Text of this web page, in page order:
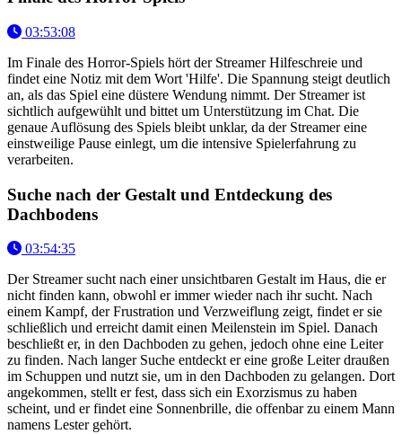
03:53:08
Im Finale des Horror-Spiels hört der Streamer Hilfeschreie und
findet eine Notiz mit dem Wort 'Hilfe'. Die Spannung steigt deutlich
an, als das Spiel eine düstere Wendung nimmt. Der Streamer ist
sichtlich aufgewühlt und bittet um Unterstützung im Chat. Die
genaue Auflösung des Spiels bleibt unklar, da der Streamer eine
einstweilige Pause einlegt, um die intensive Spielerfahrung zu
verarbeiten.
Suche nach der Gestalt und Entdeckung des
Dachbodens
03:54:35
Der Streamer sucht nach einer unsichtbaren Gestalt im Haus, die er
nicht finden kann, obwohl er immer wieder nach ihr sucht. Nach
einem Kampf, der Frustration und Verzweiflung zeigt, findet er sie
schließlich und erreicht damit einen Meilenstein im Spiel. Danach
beschließt er, in den Dachboden zu gehen, jedoch ohne eine Leiter
zu finden. Nach langer Suche entdeckt er eine große Leiter draußen
im Schuppen und nutzt sie, um in den Dachboden zu gelangen. Dort
angekommen, stellt er fest, dass sich ein Exorzismus zu haben
scheint, und er findet eine Sonnenbrille, die offenbar zu einem Mann
namens Lester gehört.